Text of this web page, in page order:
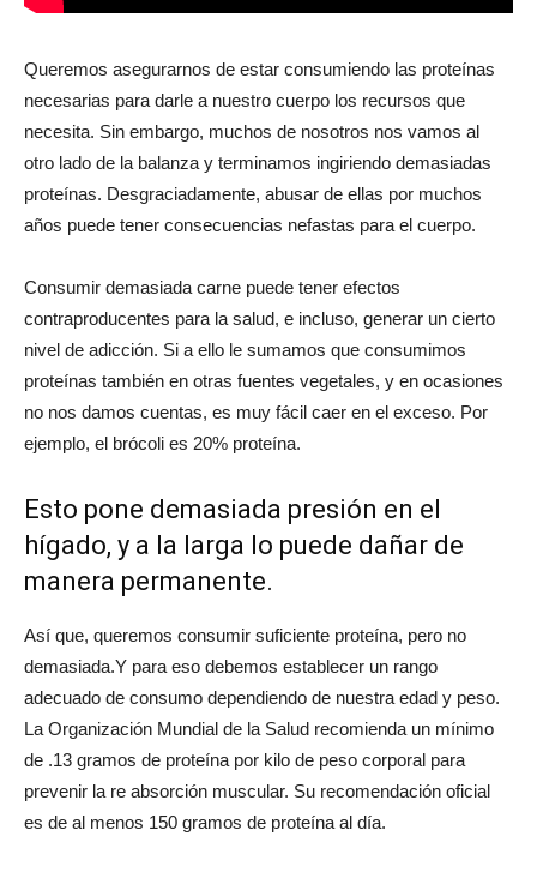
Queremos asegurarnos de estar consumiendo las proteínas
necesarias para darle a nuestro cuerpo los recursos que
necesita. Sin embargo, muchos de nosotros nos vamos al
otro lado de la balanza y terminamos ingiriendo demasiadas
proteínas. Desgraciadamente, abusar de ellas por muchos
años puede tener consecuencias nefastas para el cuerpo.
Consumir demasiada carne puede tener efectos
contraproducentes para la salud, e incluso, generar un cierto
nivel de adicción. Si a ello le sumamos que consumimos
proteínas también en otras fuentes vegetales, y en ocasiones
no nos damos cuentas, es muy fácil caer en el exceso. Por
ejemplo, el brócoli es 20% proteína.
Esto pone demasiada presión en el
hígado, y a la larga lo puede dañar de
manera permanente.
Así que, queremos consumir suficiente proteína, pero no
demasiada.Y para eso debemos establecer un rango
adecuado de consumo dependiendo de nuestra edad y peso.
La Organización Mundial de la Salud recomienda un mínimo
de .13 gramos de proteína por kilo de peso corporal para
prevenir la re absorción muscular. Su recomendación oficial
es de al menos 150 gramos de proteína al día.